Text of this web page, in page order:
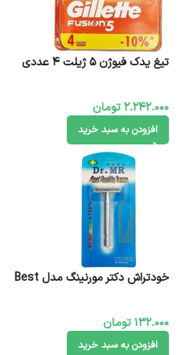
تیغ یدک فیوژن ۵ ژیلت 4 عددی
2.242.000تومان
افزودن به سبد خرید
خودتراش دکتر مورنینگ مدل Best
132.000تومان
افزودن به سبد خرید